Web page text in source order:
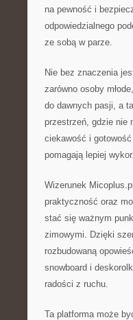
na pewność i
odpowiedzialnego
ze sobą w parze.
Nie bez znaczenia
zarówno osoby
do dawnych pasji, a
przestrzeń, gdzie nie
ciekawość i
pomagają lepiej
Wizerunek
praktyczność oraz
stać się ważnym
zimowymi. Dzięki
rozbudowaną
snowboard i
radości z ruchu.
Ta platforma może